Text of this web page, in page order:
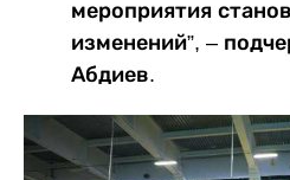
мероприятия
изменений”, –
Абдиев.